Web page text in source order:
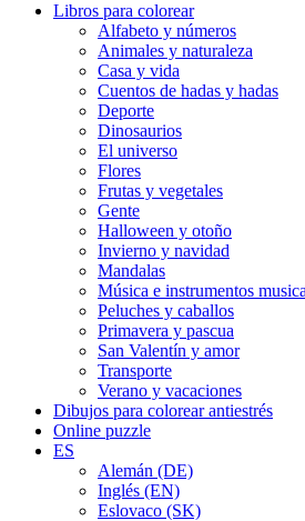
Libros para colorear
Alfabeto y números
Animales y naturaleza
Casa y vida
Cuentos de hadas y hadas
Deporte
Dinosaurios
El universo
Flores
Frutas y vegetales
Gente
Halloween y otoño
Invierno y navidad
Mandalas
Música e instrumentos
Peluches y caballos
Primavera y pascua
San Valentín y amor
Transporte
Verano y vacaciones
Dibujos para colorear antiestrés
Online puzzle
ES
Alemán (DE)
Inglés (EN)
Eslovaco (SK)